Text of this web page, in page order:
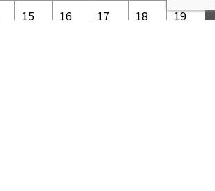
15 16 17 18
19